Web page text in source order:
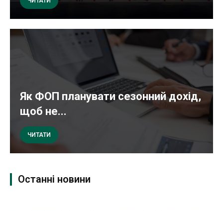
Як ФОП планувати сезонний дохід,
щоб не...
ЧИТАТИ
Останні новини